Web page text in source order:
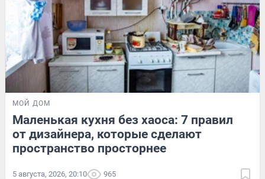
МОЙ ДОМ
Маленькая кухня без хаоса: 7 правил
от дизайнера, которые сделают
пространство просторнее
5 августа, 2026, 20:10 965